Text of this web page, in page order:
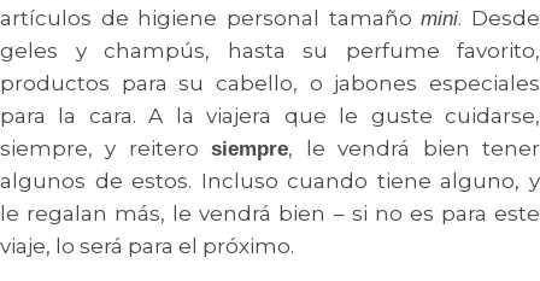
artículos de higiene personal tamañomini. Desde
geles y champús, hasta su perfume favorito,
productos para su cabello, o jabones especiales
para la cara. A la viajera que le guste cuidarse,
siempre, y reiterosiempre, le vendrá bien tener
algunos de estos. Incluso cuando tiene alguno, y
le regalan más, le vendrá bien – si no es para este
viaje, lo será para el próximo.